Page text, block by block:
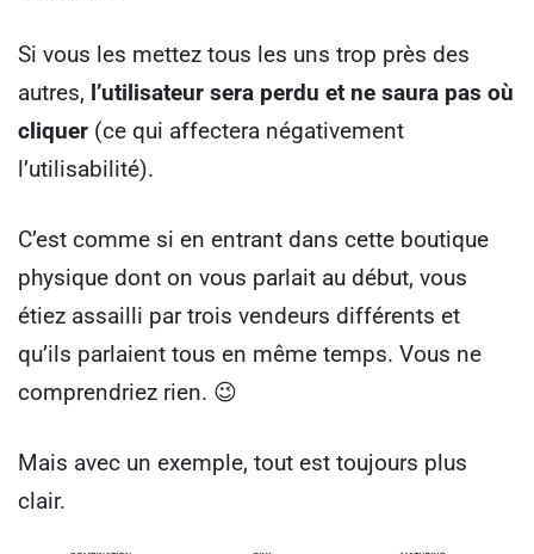
Si vous les mettez tous les uns trop près des
autres, l’utilisateur sera perdu et ne saura pas où
cliquer (ce qui affectera négativement
l’utilisabilité).
C’est comme si en entrant dans cette boutique
physique dont on vous parlait au début, vous
étiez assailli par trois vendeurs différents et
qu’ils parlaient tous en même temps. Vous ne
comprendriez rien. 😉
Mais avec un exemple, tout est toujours plus
clair.